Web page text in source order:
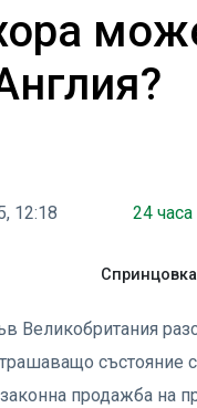
12:18 24 часа
Великобритания
състояние
продажба на